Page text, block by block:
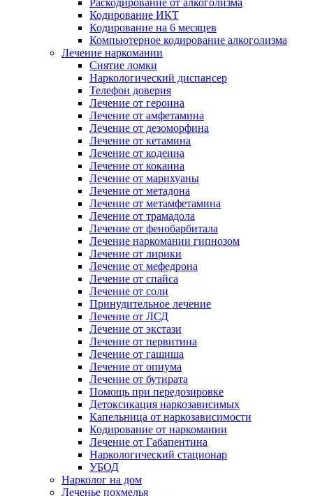
Раскодирование от алкоголизма
Кодирование ИКТ
Кодирование на 6 месяцев
Компьютерное кодирование алкоголизма
Лечение наркомании
Снятие ломки
Наркологический диспансер
Телефон доверия
Лечение от героина
Лечение от амфетамина
Лечение от дезоморфина
Лечение от кетамина
Лечение от кодеина
Лечение от кокаина
Лечение от марихуаны
Лечение от метадона
Лечение от метамфетамина
Лечение от трамадола
Лечение от фенобарбитала
Лечение наркомании гипнозом
Лечение от лирики
Лечение от мефедрона
Лечение от спайса
Лечение от соли
Принудительное лечение
Лечение от ЛСД
Лечение от экстази
Лечение от первитина
Лечение от гашиша
Лечение от опиума
Лечение от бутирата
Помощь при передозировке
Детоксикация наркозависимых
Капельница от наркозависимости
Кодирование от наркомании
Лечение от Габапентина
Наркологический стационар
УБОД
Нарколог на дом
Леченье похмелья